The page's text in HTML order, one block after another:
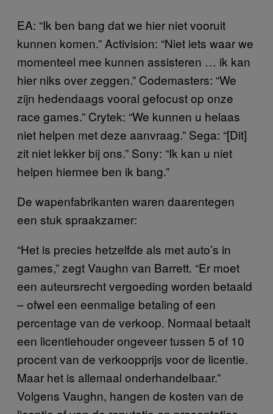
EA: “Ik ben bang dat we hier niet vooruit
kunnen komen.” Activision: “Niet iets waar we
momenteel mee kunnen assisteren … ik kan
hier niks over zeggen.” Codemasters: “We
zijn hedendaags vooral gefocust op onze
race games.” Crytek: “We kunnen u helaas
niet helpen met deze aanvraag.” Sega: “[Dit]
zit niet lekker bij ons.” Sony: “Ik kan u niet
helpen hiermee ben ik bang.”
De wapenfabrikanten waren daarentegen
een stuk spraakzamer:
“Het is precies hetzelfde als met auto’s in
games,” zegt Vaughn van Barrett. “Er moet
een auteursrecht vergoeding worden betaald
– ofwel een eenmalige betaling of een
percentage van de verkoop. Normaal betaalt
een licentiehouder ongeveer tussen 5 of 10
procent van de verkoopprijs voor de licentie.
Maar het is allemaal onderhandelbaar.”
Volgens Vaughn, hangen de kosten van de